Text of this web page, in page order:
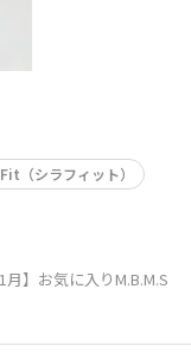
（シラフィット）
】お気に入りM.B.M.S